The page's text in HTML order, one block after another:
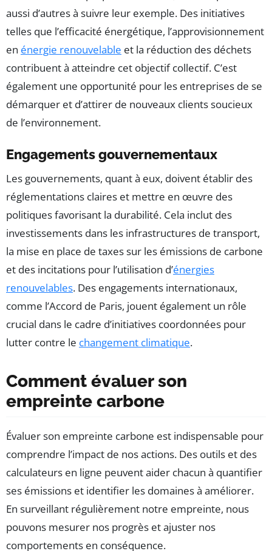
aussi d’autres à suivre leur exemple. Des initiatives
telles que l’efficacité énergétique, l’approvisionnement
en énergie renouvelable et la réduction des déchets
contribuent à atteindre cet objectif collectif. C’est
également une opportunité pour les entreprises de se
démarquer et d’attirer de nouveaux clients soucieux
de l’environnement.
Engagements gouvernementaux
Les gouvernements, quant à eux, doivent établir des
réglementations claires et mettre en œuvre des
politiques favorisant la durabilité. Cela inclut des
investissements dans les infrastructures de transport,
la mise en place de taxes sur les émissions de carbone
et des incitations pour l’utilisation d’énergies
renouvelables. Des engagements internationaux,
comme l’Accord de Paris, jouent également un rôle
crucial dans le cadre d’initiatives coordonnées pour
lutter contre le changement climatique.
Comment évaluer son
empreinte carbone
Évaluer son empreinte carbone est indispensable pour
comprendre l’impact de nos actions. Des outils et des
calculateurs en ligne peuvent aider chacun à quantifier
ses émissions et identifier les domaines à améliorer.
En surveillant régulièrement notre empreinte, nous
pouvons mesurer nos progrès et ajuster nos
comportements en conséquence.